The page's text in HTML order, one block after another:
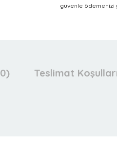
güvenle ödemenizi
Teslimat